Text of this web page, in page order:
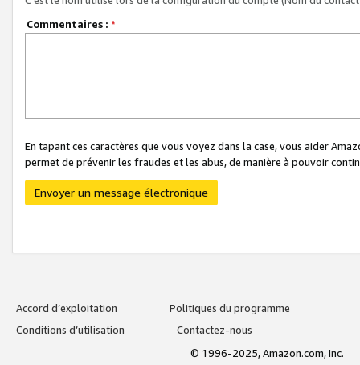
Commentaires : *
En tapant ces caractères que vous voyez dans la case, vous aider
permet de prévenir les fraudes et les abus, de manière à pouvoir
Envoyer un message électronique
Accord d’exploitation
Politiques du programme
Conditions d’utilisation
Contactez-nous
© 1996-2025, Amazon.com, Inc.